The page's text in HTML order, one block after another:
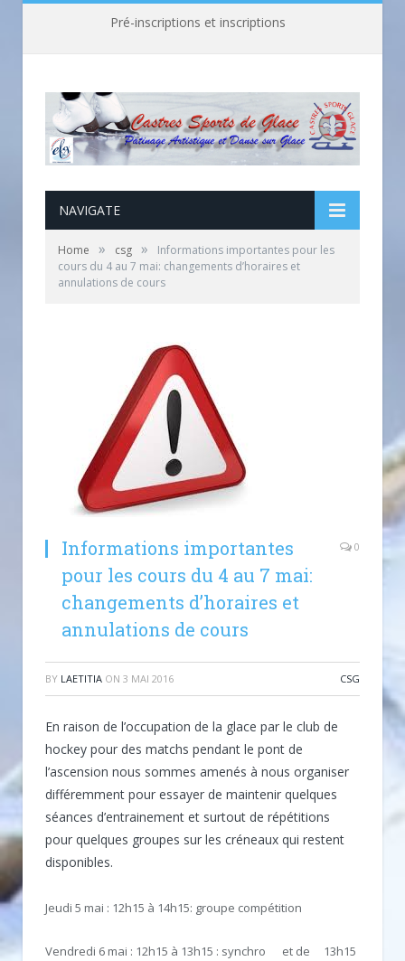
Pré-inscriptions et inscriptions
NAVIGATE
Home » csg »
Informations importantes pour les
cours du 4 au 7 mai: changements d’horaires et
annulations de cours
Informations importantes
pour les cours du 4 au 7 mai:
changements d’horaires et
annulations de cours
0
BY LAETITIA ON 3 MAI 2016 CSG
En raison de l’occupation de la glace par le club de
hockey pour des matchs pendant le pont de
l’ascension nous sommes amenés à nous organiser
différemment pour essayer de maintenir quelques
séances d’entrainement et surtout de répétitions
pour quelques groupes sur les créneaux qui restent
disponibles.
Jeudi 5 mai : 12h15 à 14h15: groupe compétition
Vendredi 6 mai : 12h15 à 13h15 : synchro
et de 13h15